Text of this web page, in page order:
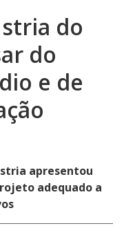
do
do
e de
apresentou
adequado a